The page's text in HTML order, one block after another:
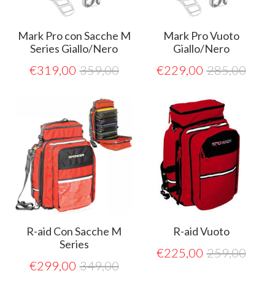
Mark Pro con Sacche M
Series Giallo/Nero
€319,00 359,00
Mark Pro Vuoto
Giallo/Nero
€229,00 285,00
R-aid Con Sacche M
Series
€299,00 349,00
R-aid Vuoto
€225,00 259,00